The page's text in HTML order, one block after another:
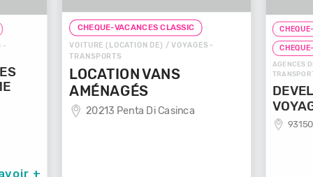
-
+
CHEQUE-VACANCES CLASSIC
VOITURE (LOCATION DE) / VOYAGES -
TRANSPORTS
LOCATION VANS
AMÉNAGÉS
20213 Penta Di Casinca
AGENCES